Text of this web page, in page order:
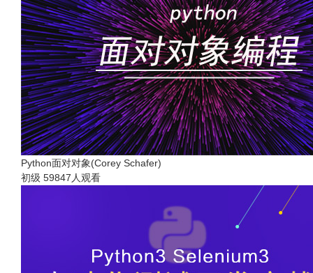
Python面对对象(Corey Schafer)
初级 59847人观看